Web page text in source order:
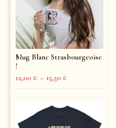
Mug Blanc Strasbourgeoise
!
12,00 € – 15,50 €